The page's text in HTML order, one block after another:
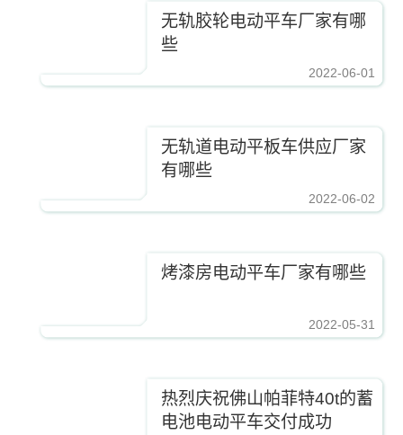
无轨胶轮电动平车厂家有哪
些
2022-06-01
无轨道电动平板车供应厂家
有哪些
2022-06-02
烤漆房电动平车厂家有哪些
2022-05-31
热烈庆祝佛山帕菲特40t的蓄
电池电动平车交付成功